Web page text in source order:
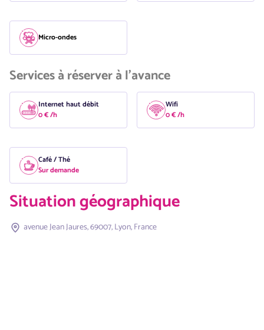
Micro-ondes
Services à réserver à l'avance
Internet haut débit
0 € /h
Wifi
0 € /h
Café / Thé
Sur demande
Situation géographique
avenue Jean Jaures, 69007, Lyon, France